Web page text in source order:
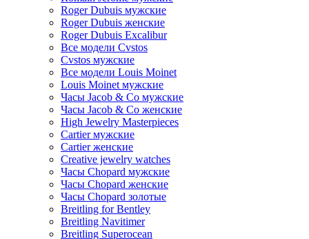
Roger Dubuis мужские
Roger Dubuis женские
Roger Dubuis Excalibur
Все модели Cvstos
Cvstos мужские
Все модели Louis Moinet
Louis Moinet мужские
Часы Jacob & Co мужские
Часы Jacob & Co женские
High Jewelry Masterpieces
Cartier мужские
Cartier женские
Creative jewelry watches
Часы Chopard мужские
Часы Сhopard женские
Часы Сhopard золотые
Breitling for Bentley
Breitling Navitimer
Breitling Superocean